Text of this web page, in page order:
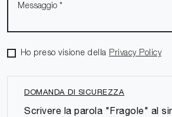
Ho preso visione della Privacy Policy
DOMANDA DI SICUREZZA
Scrivere la parola "Fragole" al